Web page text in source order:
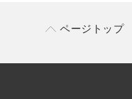
ページトップ